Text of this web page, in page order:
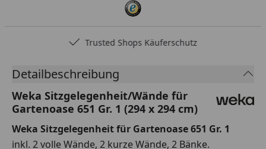
Trusted Shops Käuferschutz
Detailbeschreibung
Weka Sitzgelegenheit/Wände für
Gartenoase 651 Gr. 1 (294 x 294 cm)
Weka Sitzgelegenheit für Gartenoase 651 Gr. 1
inkl. 2 volle Wände, 2 kurze Wände, 2 Bänke.